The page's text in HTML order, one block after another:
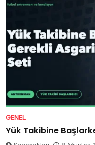
GENEL
Yük Takibine